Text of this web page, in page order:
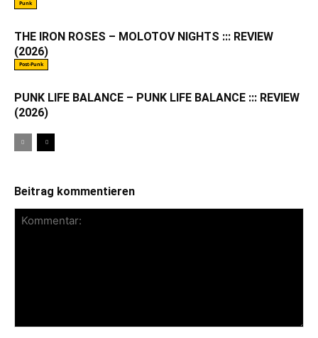
Punk
THE IRON ROSES – MOLOTOV NIGHTS ::: REVIEW
(2026)
Post-Punk
PUNK LIFE BALANCE – PUNK LIFE BALANCE ::: REVIEW
(2026)
Beitrag kommentieren